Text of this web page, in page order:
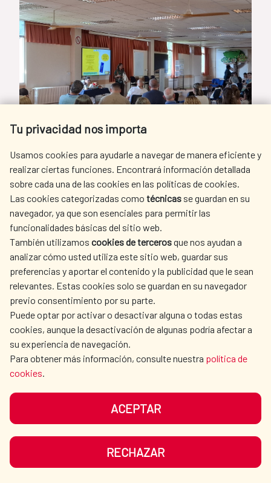
La Red de Escuelas Asociadas de la
UNESCO refuerza su papel
estratégico en la educación frente
a los nuevos retos globales
La Red de Escuelas Asociadas de la
UNESCO refuerza su papel estratégico en la
educación frente a los nuevos retos
globales La Red estrena un espacio
Cooperación Española |
LEER MÁS
Tu privacidad nos importa
Usamos cookies para ayudarle a navegar de manera eficiente y
realizar ciertas funciones. Encontrará información detallada
sobre cada una de las cookies en las políticas de cookies.
Las cookies categorizadas como técnicas se guardan en su
navegador, ya que son esenciales para permitir las
funcionalidades básicas del sitio web.
También utilizamos cookies de tercerosque nos ayudan a
analizar cómo usted utiliza este sitio web, guardar sus
preferencias y aportar el contenido y la publicidad que le sean
relevantes. Estas cookies solo se guardan en su navegador
previo consentimiento por su parte.
Puede optar por activar o desactivar alguna o todas estas
cookies, aunque la desactivación de algunas podría afectar a
su experiencia de navegación.
Para obtener más información, consulte nuestra política de
cookies.
ACEPTAR
RECHAZAR